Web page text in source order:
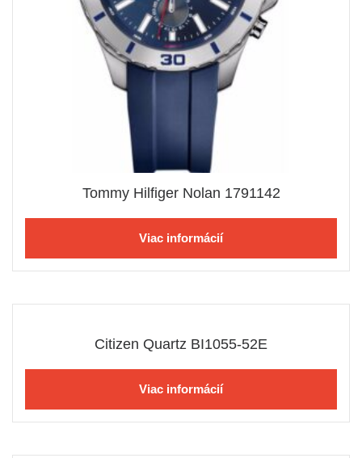
Tommy Hilfiger Nolan 1791142
Viac informácií
Citizen Quartz BI1055-52E
Viac informácií